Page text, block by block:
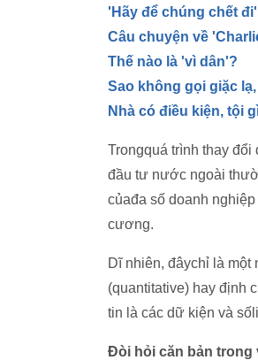
'Hãy để chúng chết đi'
Câu chuyện về
Thế nào là 'vì dân'?
Sao không gọi giặc
Nhà có điều kiện, tội
Trongquá trình thay đổi
đầu tư nước ngoài
củađa số doanh
cương.
Dĩ nhiên, đâychỉ là
(quantitative) hay định
tin là các dữ kiện và
Đòi hỏi căn bản trong